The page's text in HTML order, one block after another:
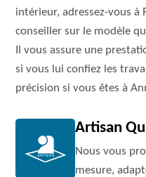
intérieur, adressez-vous à
conseiller sur le modèle
Il vous assure une
si vous lui confiez les
précision si vous êtes à
Artisan
Nous vous
mesure,